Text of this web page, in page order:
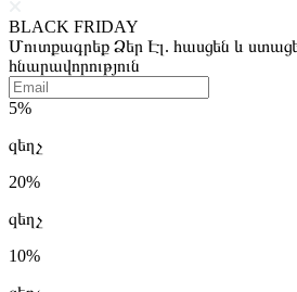
BLACK FRIDAY
Մուտքագրեք Ձեր Էլ. հասցեն և
հնարավորություն
5%
զեղչ
20%
զեղչ
10%